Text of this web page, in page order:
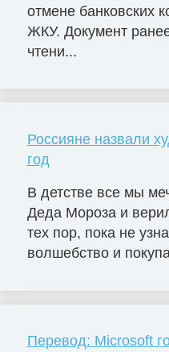
отмене банковских
ЖКУ. Документ
чтени...
Россияне назвали
год
В детстве все мы
Деда Мороза и
тех пор, пока не
волшебство и
Перевод: Microsoft